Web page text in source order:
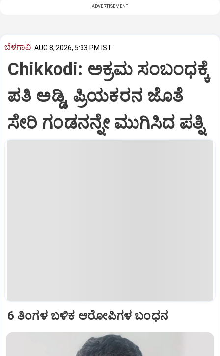
ADVERTISEMENT
ಬೆಳಗಾವಿ AUG 8, 2026, 5:33 PM IST
Chikkodi: ಅಕ್ರಮ ಸಂಬಂಧಕ್ಕೆ
ಪತಿ ಅಡ್ಡಿ, ಪ್ರಿಯಕರನ ಜೊತೆ
ಸೇರಿ ಗಂಡನನ್ನೇ ಮುಗಿಸಿದ ಪತ್ನಿ
6 ತಿಂಗಳ ಬಳಿಕ ಆರೋಪಿಗಳ ಬಂಧನ